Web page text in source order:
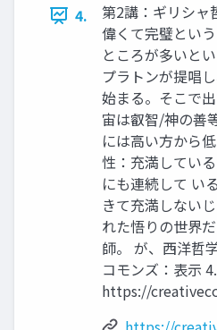
4.
第2講：ギリシャ
偉くて完璧とい
ところが多いと
プラトンが提唱
始まる。そこで
宙は叡智/神の善
には高い方から
性：充満してい
にも連続して い
きて充満しない
れた悟りの世界
師。 が、西洋哲
コモンズ：表示
https://